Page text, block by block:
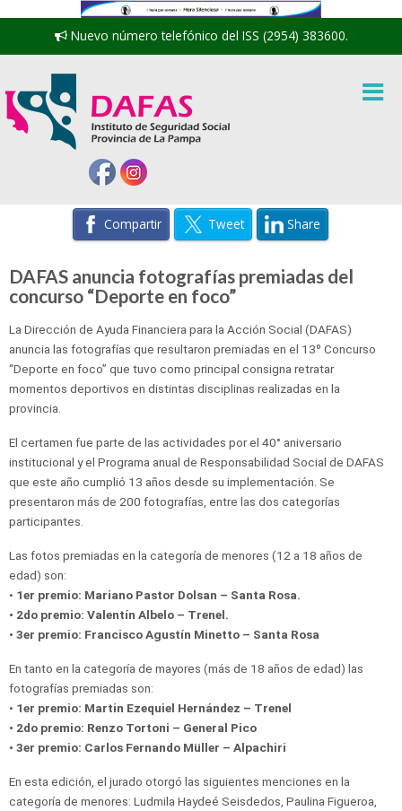
Nuevo número telefónico del ISS (2954) 383600.
Compartir Tweet Share
DAFAS anuncia fotografías premiadas del
concurso “Deporte en foco”
La Dirección de Ayuda Financiera para la Acción Social (DAFAS)
anuncia las fotografías que resultaron premiadas en el 13º Concurso
“Deporte en foco” que tuvo como principal consigna retratar
momentos deportivos en distintas disciplinas realizadas en la
provincia.
El certamen fue parte de las actividades por el 40° aniversario
institucional y el Programa anual de Responsabilidad Social de DAFAS
que este año cumplió 13 años desde su implementación. Se
presentaron más de 200 fotografías, entre las dos categorías
participantes.
Las fotos premiadas en la categoría de menores (12 a 18 años de
edad) son:
• 1er premio: Mariano Pastor Dolsan – Santa Rosa.
• 2do premio: Valentín Albelo – Trenel.
• 3er premio: Francisco Agustín Minetto – Santa Rosa
En tanto en la categoría de mayores (más de 18 años de edad) las
fotografías premiadas son:
• 1er premio: Martin Ezequiel Hernández – Trenel
• 2do premio: Renzo Tortoni – General Pico
• 3er premio: Carlos Fernando Müller – Alpachiri
En esta edición, el jurado otorgó las siguientes menciones en la
categoría de menores: Ludmila Haydeé Seisdedos, Paulina Figueroa,